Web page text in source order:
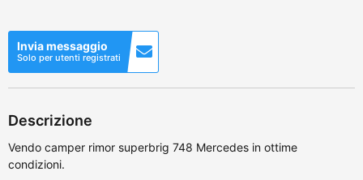
Invia messaggio
Solo per utenti registrati
Descrizione
Vendo camper rimor superbrig 748 Mercedes in ottime
condizioni.